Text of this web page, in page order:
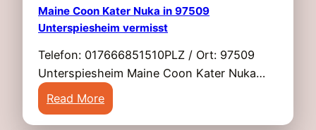
s
s
t
5
2
c
h
Maine Coon Kater Nuka in 97509
Unterspiesheim vermisst
Telefon: 017666851510PLZ / Ort: 97509
Unterspiesheim Maine Coon Kater Nuka…
Read More:
M